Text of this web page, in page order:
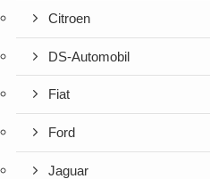
Citroen
DS-Automobil
Fiat
Ford
Jaguar